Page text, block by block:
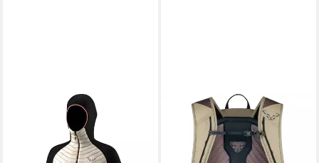
Funktionsjacke Jacke Speed
ab 196,65 € UVP230,00 €
DYNAFIT
Rucksack Transalper 22
Rucksack Damen - Dynafit
ab 116,95 €